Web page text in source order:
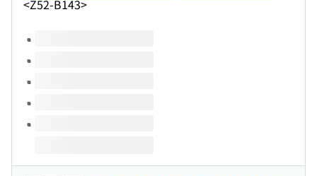
<Z52-B143>
このタイトルの巻号